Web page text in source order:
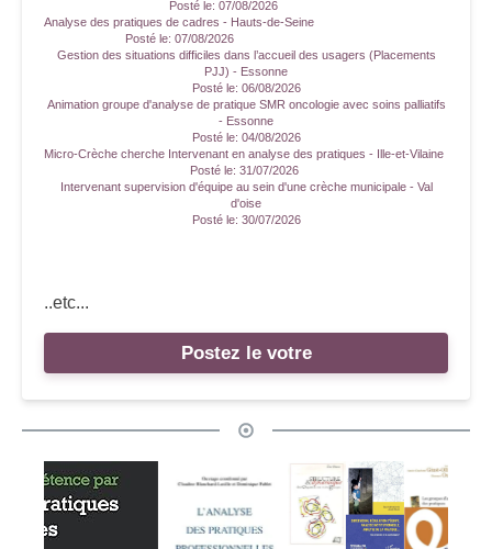
Posté le: 07/08/2026
Analyse des pratiques de cadres - Hauts-de-Seine
Posté le: 07/08/2026
Gestion des situations difficiles dans l’accueil des usagers (Placements
PJJ) - Essonne
Posté le: 06/08/2026
Animation groupe d'analyse de pratique SMR oncologie avec soins palliatifs
- Essonne
Posté le: 04/08/2026
Micro-Crèche cherche Intervenant en analyse des pratiques - Ille-et-Vilaine
Posté le: 31/07/2026
Intervenant supervision d'équipe au sein d'une crèche municipale - Val
d'oise
Posté le: 30/07/2026
..etc...
Postez le votre